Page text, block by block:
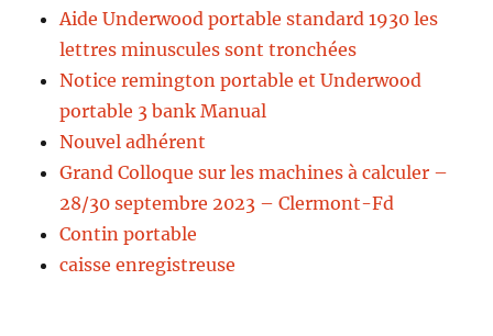
Aide Underwood portable standard 1930 les
lettres minuscules sont tronchées
Notice remington portable et Underwood
portable 3 bank Manual
Nouvel adhérent
Grand Colloque sur les machines à calculer –
28/30 septembre 2023 – Clermont-Fd
Contin portable
caisse enregistreuse